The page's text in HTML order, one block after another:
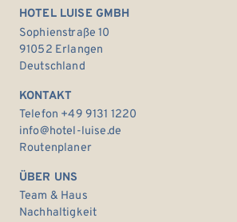
HOTEL LUISE GMBH
Sophienstraße 10
91052 Erlangen
Deutschland
KONTAKT
Telefon +49 9131 1220
info@hotel-luise.de
Routenplaner
ÜBER UNS
Team & Haus
Nachhaltigkeit